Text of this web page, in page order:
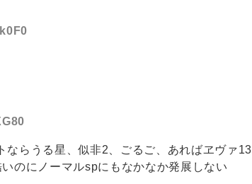
らうる星、似非2、ごるご、あればヱヴァ13
のにノーマルspにもなかなか発展しない